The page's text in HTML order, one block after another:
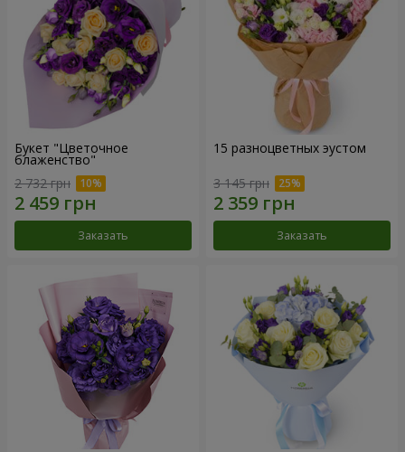
Букет "Цветочное
блаженство"
2 732 грн
Заказать
15 разноцветных эустом
3 145 грн
Заказать